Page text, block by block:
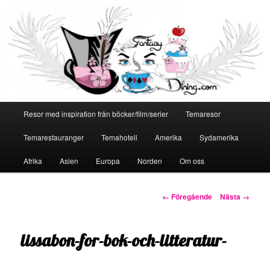
Hoppa
till
primärt
Resor med inspiration från böcker/film/serier Temaresor
Temarestauranger Temahotell Amerika Sydamerika
Afrika Asien Europa Norden Om oss
Bildnavigering
← Föregående Nästa →
lissabon-for-bok-och-litteratur-